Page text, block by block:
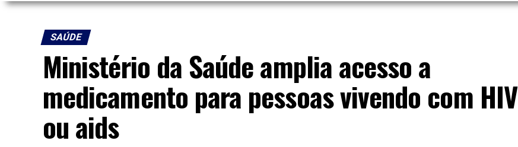
SAÚDE
Ministério da Saúde amplia acesso a
medicamento para pessoas vivendo com HIV
ou aids